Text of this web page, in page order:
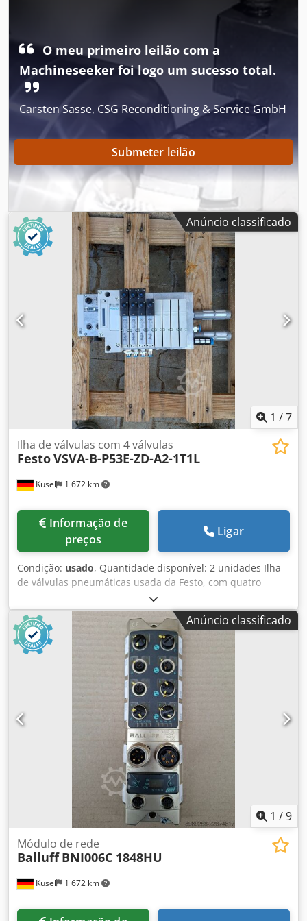
produto: Módulo de rede Modelo: BNI006C 1847HU Área
de aplicação: Automação industrial Comunicação: Ethernet
Tipo de montagem: Montagem no local Grau de proteção:
IP67 Adequado para: Conexão de sensores e atuadores
O meu primeiro leilão com a
Machineseeker foi logo um sucesso total.
Carsten Sasse, CSG Reconditioning & Service GmbH
Submeter leilão
Anúncio classificado
1 /7
Kusel 1 672 km
Ilha de válvulas com 4 válvulas
FestoVSVA-B-P53E-ZD-A2-1T1L
preços
Ligar
Condição: usado, Quantidade disponível: 2 unidades Ilha
de válvulas pneumáticas usada da Festo, com quatro
válvulas solenoides da série VSVA. Fabricante: Festo Tipo
de equipamento: Ilha de válvulas Tipo de válvula: VSVA-B-
P53E-ZD-A2-1T1L Número de válvulas: 4 Chsdpfozm Iquex
Ah Aoa Tipo de funcionamento: Válvulas solenoides Tensão
nominal: 24 V CC Faixa de pressão: 3 a 10 bar Faixa de
pressão: 45 a 145 psi Tipo de conexão: Conexões de
encaixe pneumáticas Área de aplicação: Pneumática e
tecnologia de automação
Anúncio classificado
1 /9
Kusel 1 672 km
Módulo de rede
Balluff BNI006C 1848HU